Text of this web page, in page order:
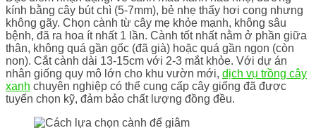
kính bằng cây bút chì (5-7mm), bẻ nhẹ thấy hơi cong nhưng
không gãy. Chọn cành từ cây mẹ khỏe mạnh, không sâu
bệnh, đã ra hoa ít nhất 1 lần. Cành tốt nhất nằm ở phần giữa
thân, không quá gần gốc (đã già) hoặc quá gần ngọn (còn
non). Cắt cành dài 13-15cm với 2-3 mắt khỏe. Với dự án
nhân giống quy mô lớn cho khu vườn mới, dịch vụ trồng cây
xanh chuyên nghiệp có thể cung cấp cây giống đã được
tuyển chọn kỹ, đảm bảo chất lượng đồng đều.